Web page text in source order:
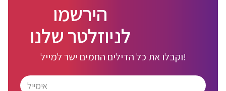
הירשמו
לניוזלטר שלנו
וקבלו את כל הדילים החמים ישר למייל!